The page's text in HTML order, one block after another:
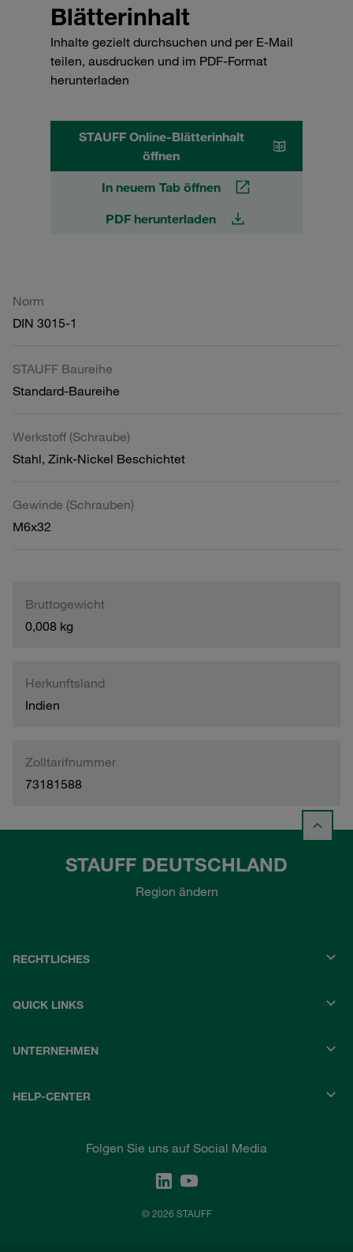
Blätterinhalt
Inhalte gezielt durchsuchen und per E-Mail
teilen, ausdrucken und im PDF-Format
herunterladen
STAUFF Online-Blätterinhalt
öffnen
In neuem Tab öffnen
PDF herunterladen
Norm
DIN 3015-1
STAUFF Baureihe
Standard-Baureihe
Werkstoff (Schraube)
Stahl, Zink-Nickel Beschichtet
Gewinde (Schrauben)
M6x32
Bruttogewicht
0,008 kg
Herkunftsland
Indien
Zolltarifnummer
73181588
STAUFF DEUTSCHLAND
Region ändern
RECHTLICHES
QUICK LINKS
UNTERNEHMEN
HELP-CENTER
Folgen Sie uns auf Social Media
© 2026 STAUFF